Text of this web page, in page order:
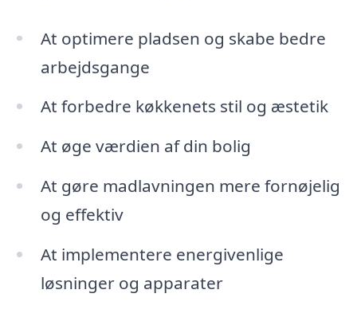
At optimere pladsen og skabe bedre
arbejdsgange
At forbedre køkkenets stil og æstetik
At øge værdien af din bolig
At gøre madlavningen mere fornøjelig
og effektiv
At implementere energivenlige
løsninger og apparater